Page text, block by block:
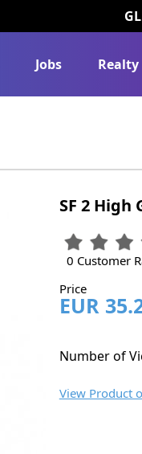
Jobs Realty
SF 2 High
0 Customer
Price
EUR
Number of
View Product